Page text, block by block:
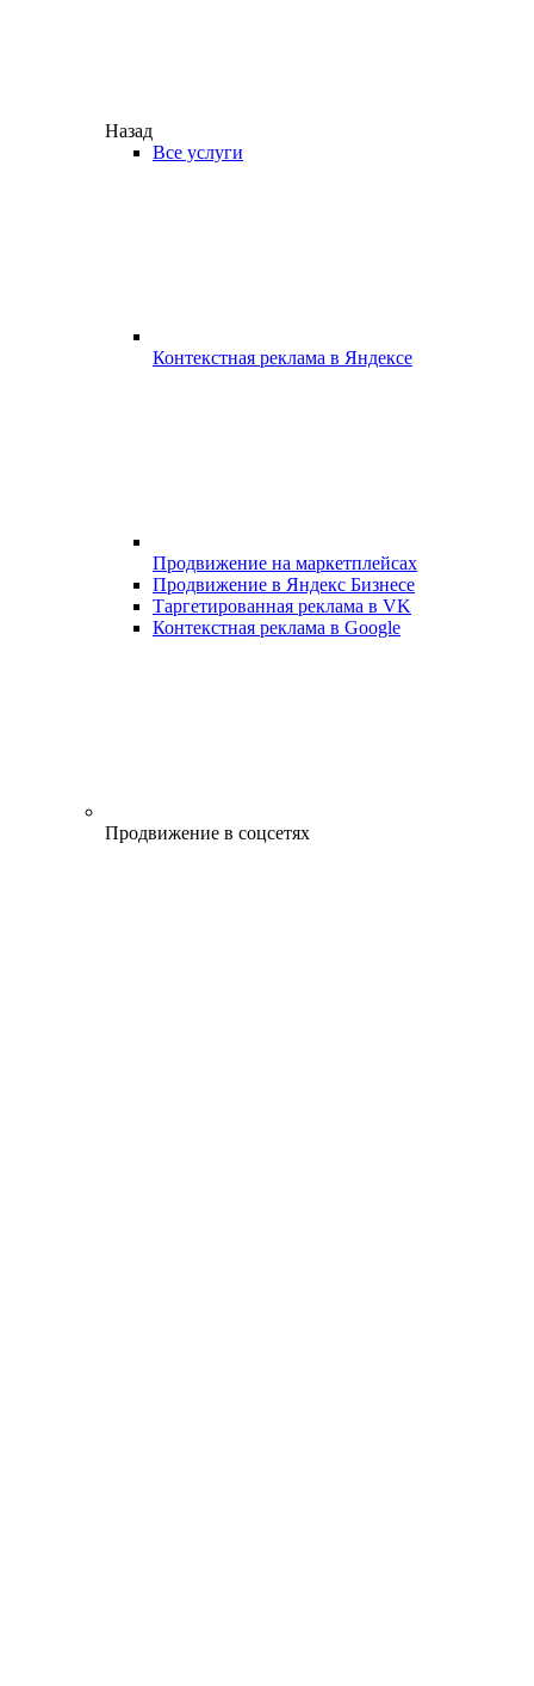
Назад
Все услуги
Контекстная реклама в Яндексе
Продвижение на маркетплейсах
Продвижение в Яндекс Бизнесе
Таргетированная реклама в VK
Контекстная реклама в Google
Продвижение в соцсетях